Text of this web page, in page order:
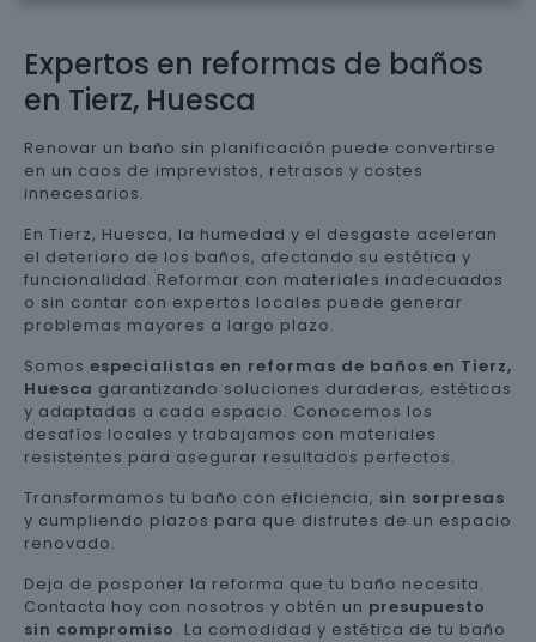
Expertos en reformas de baños
en Tierz, Huesca
Renovar un baño sin planificación puede convertirse
en un caos de imprevistos, retrasos y costes
innecesarios.
En Tierz, Huesca, la humedad y el desgaste aceleran
el deterioro de los baños, afectando su estética y
funcionalidad. Reformar con materiales inadecuados
o sin contar con expertos locales puede generar
problemas mayores a largo plazo.
Somos especialistas en reformas de baños en Tierz,
Huesca garantizando soluciones duraderas, estéticas
y adaptadas a cada espacio. Conocemos los
desafíos locales y trabajamos con materiales
resistentes para asegurar resultados perfectos.
Transformamos tu baño con eficiencia, sin sorpresas
y cumpliendo plazos para que disfrutes de un espacio
renovado.
Deja de posponer la reforma que tu baño necesita.
Contacta hoy con nosotros y obtén un presupuesto
sin compromiso. La comodidad y estética de tu baño